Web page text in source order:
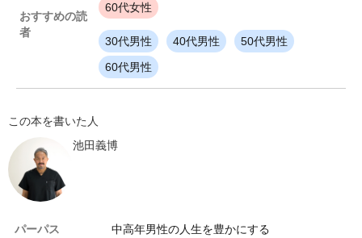
おすすめの読
者
60代女性
30代男性 40代男性
50代男性
60代男性
この本を書いた人
池田義博
パーパス 中高年男性の人生を豊かにする